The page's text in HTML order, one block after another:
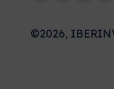
©2026,